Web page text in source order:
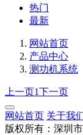
热门
最新
网站首页
产品中心
测功机系统
上一页1下一页
网站首页 关于我
版权所有：深圳